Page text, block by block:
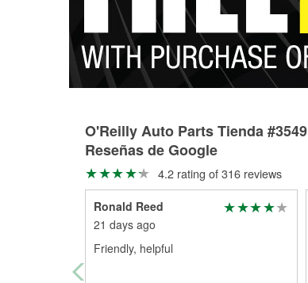
O'Reilly Auto Parts Tienda #3549
Reseñas de Google
4.2 rating of 316 reviews
Ronald Reed
21 days ago
Friendly, helpful